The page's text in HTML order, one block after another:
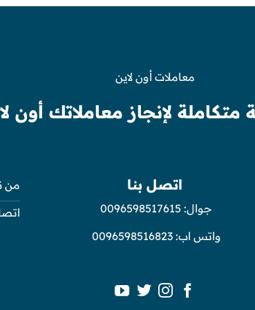
معاملات أون لاين
لإنجاز معاملاتك أون
اتصل بنا
جوال: 0096598517615
واتس اب:0096598516823
من